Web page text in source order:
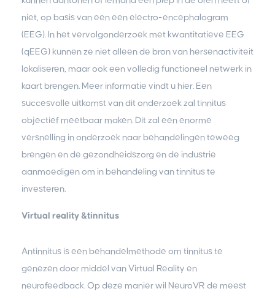
niet, op basis van een een electro-encephalogram
(EEG). In het vervolgonderzoek met kwantitatieve EEG
(qEEG) kunnen ze niet alleen de bron van hersenactiviteit
lokaliseren, maar ook een volledig functioneel netwerk in
kaart brengen. Meer informatie vindt u hier. Een
succesvolle uitkomst van dit onderzoek zal tinnitus
objectief meetbaar maken. Dit zal een enorme
versnelling in onderzoek naar behandelingen teweeg
brengen en de gezondheidszorg en de industrie
aanmoedigen om in behandeling van tinnitus te
investeren.
Virtual reality &tinnitus
Antinnitus is een behandelmethode om tinnitus te
genezen door middel van Virtual Reality en
neurofeedback. Op deze manier wil NeuroVR de meest